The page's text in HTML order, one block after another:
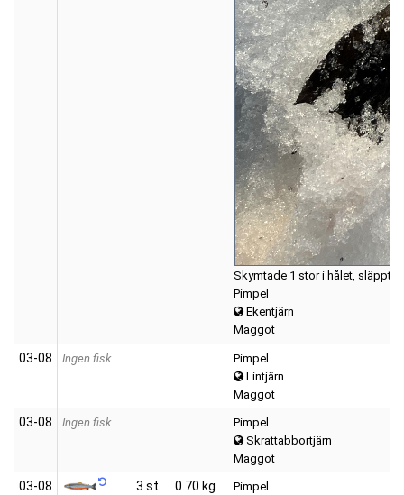
Skymtade 1 stor i hålet, släppte
Pimpel
Ekentjärn
Maggot
03‑08 Ingen fisk
Pimpel
Lintjärn
Maggot
03‑08 Ingen fisk
Pimpel
Skrattabbortjärn
Maggot
03‑08
3 st 0.70 kg
Pimpel